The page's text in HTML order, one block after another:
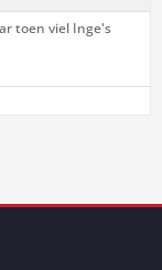
toen viel Inge's